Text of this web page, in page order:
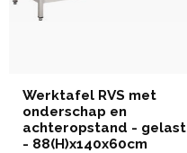
Werktafel RVS met
onderschap en
achteropstand - gelast
- 88(H)x140x60cm